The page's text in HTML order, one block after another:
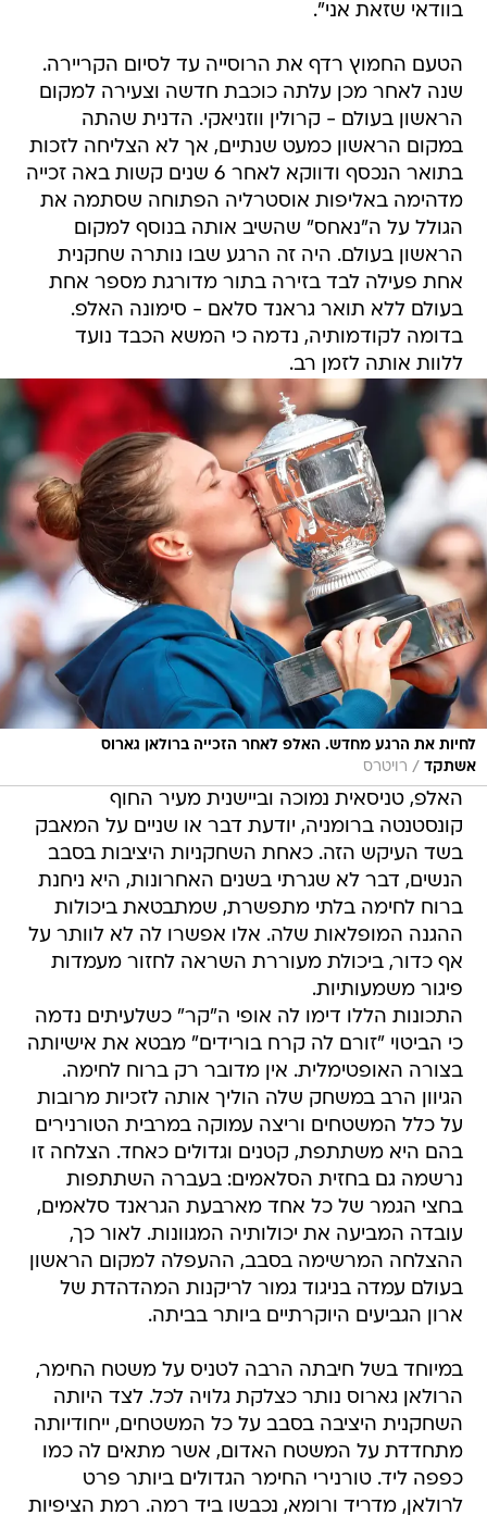
בוודאי שזאת אני".
הטעם החמוץ רדף את הרוסייה עד לסיום הקריירה.
שנה לאחר מכן עלתה כוכבת חדשה וצעירה למקום
הראשון בעולם - קרולין ווזניאקי. הדנית שהתה
במקום הראשון כמעט שנתיים, אך לא הצליחה לזכות
בתואר הנכסף ודווקא לאחר 6 שנים קשות באה זכייה
מדהימה באליפות אוסטרליה הפתוחה שסתמה את
הגולל על ה"נאחס" שהשיב אותה בנוסף למקום
הראשון בעולם. היה זה הרגע שבו נותרה שחקנית
אחת פעילה לבד בזירה בתור מדורגת מספר אחת
בעולם ללא תואר גראנד סלאם - סימונה האלפ.
בדומה לקודמותיה, נדמה כי המשא הכבד נועד
ללוות אותה לזמן רב.
לחיות את הרגע מחדש. האלפ לאחר הזכייה ברולאן גארוס
אשתקד / רויטרס
האלפ, טניסאית נמוכה וביישנית מעיר החוף
קונסטנטה ברומניה, יודעת דבר או שניים על המאבק
בשד העיקש הזה. כאחת השחקניות היציבות בסבב
הנשים, דבר לא שגרתי בשנים האחרונות, היא ניחנת
ברוח לחימה בלתי מתפשרת, שמתבטאת ביכולות
ההגנה המופלאות שלה. אלו אפשרו לה לא לוותר על
אף כדור, ביכולת מעוררת השראה לחזור מעמדות
פיגור משמעותיות.
התכונות הללו דימו לה אופי ה"קר" כשלעיתים נדמה
כי הביטוי "זורם לה קרח בורידים" מבטא את אישיותה
בצורה האופטימלית. אין מדובר רק ברוח לחימה.
הגיוון הרב במשחק שלה הוליך אותה לזכיות מרובות
על כלל המשטחים וריצה עמוקה במרבית הטורנירים
בהם היא משתתפת, קטנים וגדולים כאחד. הצלחה זו
נרשמה גם בחזית הסלאמים: בעברה השתתפות
בחצי הגמר של כל אחד מארבעת הגראנד סלאמים,
עובדה המביעה את יכולותיה המגוונות. לאור כך,
ההצלחה המרשימה בסבב, ההעפלה למקום הראשון
בעולם עמדה בניגוד גמור לריקנות המהדהדת של
ארון הגביעים היוקרתיים ביותר בביתה.
במיוחד בשל חיבתה הרבה לטניס על משטח החימר,
הרולאן גארוס נותר כצלקת גלויה לכל. לצד היותה
השחקנית היציבה בסבב על כל המשטחים, ייחודיותה
מתחדדת על המשטח האדום, אשר מתאים לה כמו
כפפה ליד. טורנירי החימר הגדולים ביותר פרט
לרולאן, מדריד ורומא, נכבשו ביד רמה. רמת הציפיות